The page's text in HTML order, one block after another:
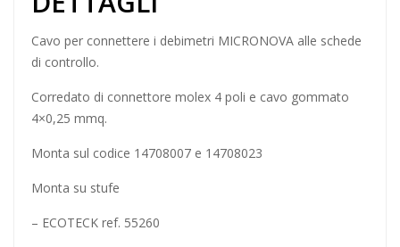
Cavo per connettere i debimetri MICRONOVA alle schede
di controllo.
Corredato di connettore molex 4 poli e cavo gommato
4×0,25 mmq.
Monta sul codice 14708007 e 14708023
Monta su stufe
– ECOTECK ref. 55260